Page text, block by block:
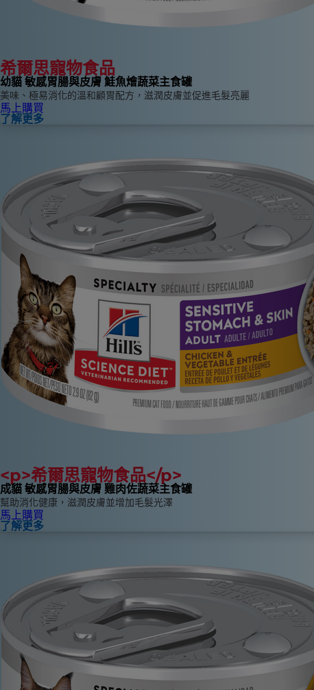
希爾思寵物食品
幼貓 敏感胃腸與皮膚 鮭魚燴蔬菜主食罐
美味、極易消化的溫和顧胃配方，滋潤皮膚並促進毛髮亮麗
馬上購買
了解更多
<p>希爾思寵物食品</p>
成貓 敏感胃腸與皮膚 雞肉佐蔬菜主食罐
幫助消化健康，滋潤皮膚並增加毛髮光澤
馬上購買
了解更多